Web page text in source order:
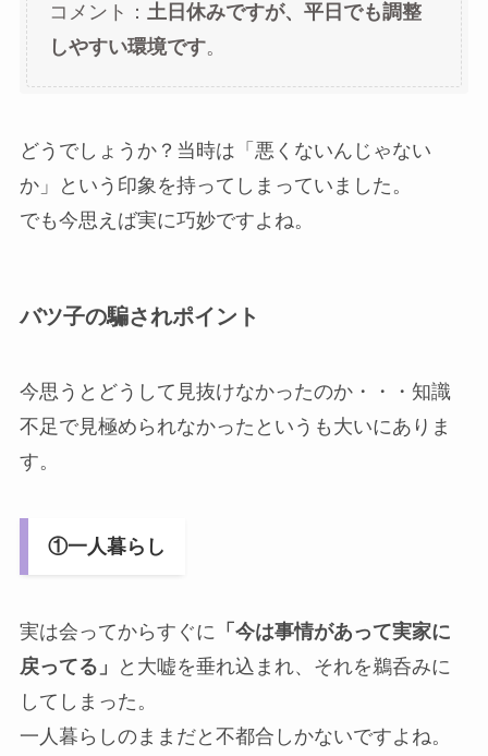
コメント： 土日休みですが、平日でも調整
しやすい環境です。
どうでしょうか？当時は「悪くないんじゃない
か」という印象を持ってしまっていました。
でも今思えば実に巧妙ですよね。
バツ子の騙されポイント
今思うとどうして見抜けなかったのか・・・知識
不足で見極められなかったというも大いにありま
す。
①一人暮らし
実は会ってからすぐに 「今は事情があって実家に
戻ってる」
と大嘘を垂れ込まれ、それを鵜呑みに
してしまった。
一人暮らしのままだと不都合しかないですよね。